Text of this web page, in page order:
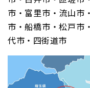
市・富里市・流山市
市・船橋市・松戸市
代市・四街道市